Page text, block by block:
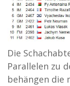
Die
Parallelen zu
behängen die